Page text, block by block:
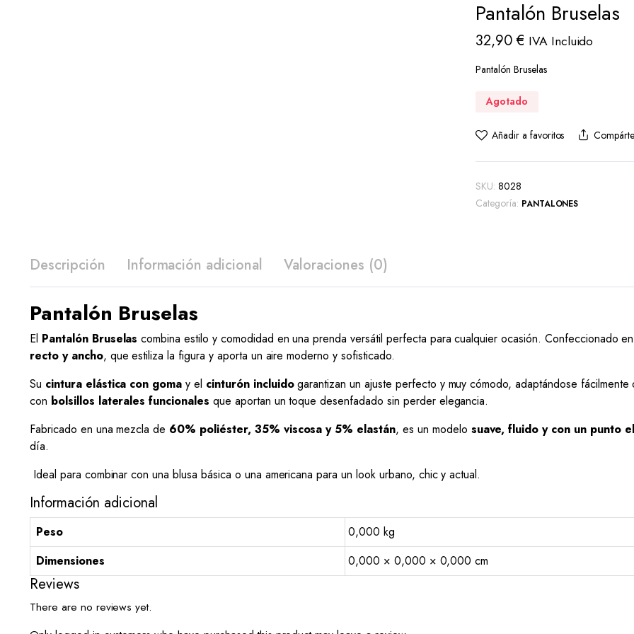
Pantalón Bruselas
32,90€ IVA Incluido
Pantalón Bruselas
Agotado
Añadir a favoritos
SKU: 8028
Categoría: PANTALONES
Descripción Información adicional Valoraciones (0)
Pantalón Bruselas
El Pantalón Bruselas combina estilo y comodidad en una prenda versátil perfecta para cualquier ocasión. Confeccionado
recto y ancho, que estiliza la figura y aporta un aire moderno y sofisticado.
Su cintura elástica con goma y el cinturón incluidogarantizan un ajuste perfecto y muy cómodo, adaptándose
con bolsillos laterales funcionales que aportan un toque desenfadado sin perder elegancia.
Fabricado en una mezcla de 60% poliéster, 35% viscosa y 5% elastán, es un modelo suave, fluido y con un punto
día.
Ideal para combinar con una blusa básica o una americana para un look urbano, chic y actual.
Información adicional
Peso
0,000 kg
Dimensiones
0,000 × 0,000 × 0,000 cm
Reviews
There are no reviews yet.